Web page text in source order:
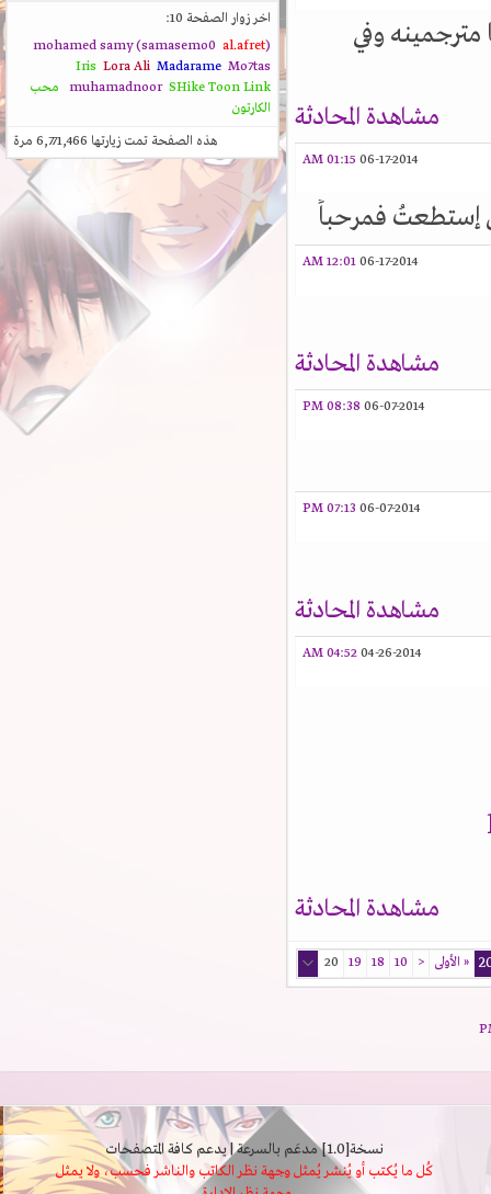
في البداية يعني من الفصل 1 ما مترجمينه وفي
مشاهدة المحادثة
06-17-2014
01:15 AM
إستطعتُ فمرحباً
06-17-2014
12:01 AM
مشاهدة المحادثة
06-07-2014
08:38 PM
06-07-2014
07:13 PM
مشاهدة المحادثة
04-26-2014
04:52 AM
مشاهدة المحادثة
الأولى <
10
18
19
20
اخر زوار الصفحة 10:
al.afret
Iris
Lora Ali Madarame
Mo7tas
muhamadnoor
SHikeToon Link
محب
الكارتون
هذه الصفحة تمت زيارتها6,771,466مرة
نسخة[1.0] مدعَم بالسرعة | يدعم كافة المتصفحات
كُل ما يُكتب أو يُنشر يُمثل وجهة نظر الكاتب والناشر فحسب، ولا يمثل